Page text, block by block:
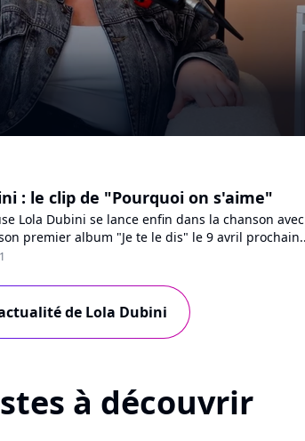
: le clip de "Pourquoi on s'aime"
Lola Dubini se lance enfin dans la chanson avec
premier album "Je te le dis" le 9 avril prochain.
"Pourquoi...
de Lola Dubini
à découvrir